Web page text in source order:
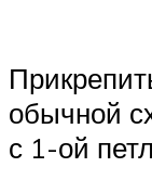
обычной
с 1-ой